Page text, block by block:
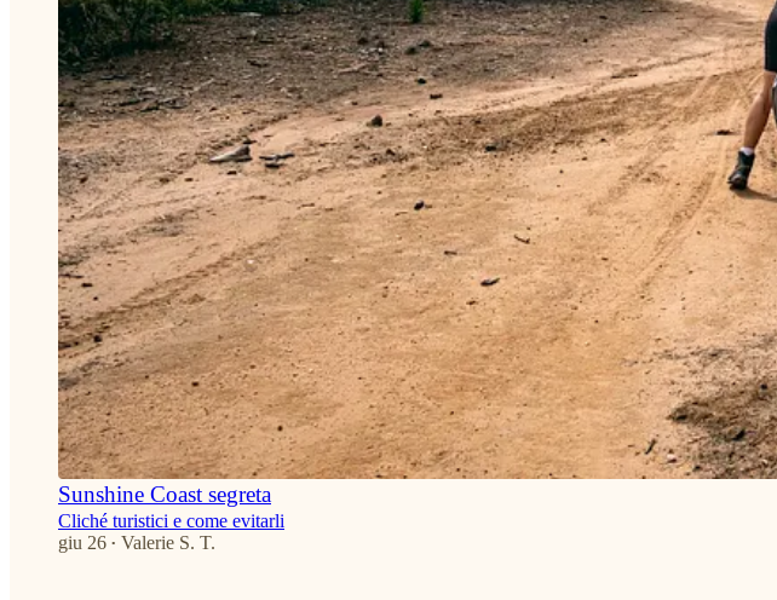
Sunshine Coast segreta
Cliché turistici e come evitarli
giu 26 • Valerie S. T.